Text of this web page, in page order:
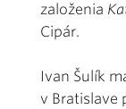
založenia
Cipár.
Ivan Šulík
v Bratislave